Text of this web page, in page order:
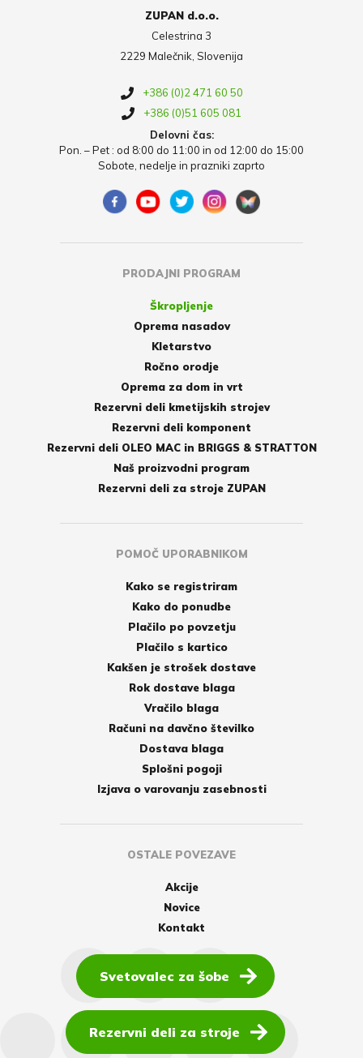
ZUPAN d.o.o.
Celestrina 3
2229 Malečnik, Slovenija
+386 (0)2 471 60 50
+386 (0)51 605 081
Delovni čas:
Pon. – Pet : od 8:00 do 11:00 in od 12:00 do 15:00
Sobote, nedelje in prazniki zaprto
PRODAJNI PROGRAM
Škropljenje
Oprema nasadov
Kletarstvo
Ročno orodje
Oprema za dom in vrt
Rezervni deli kmetijskih strojev
Rezervni deli komponent
Rezervni deli OLEO MAC in BRIGGS & STRATTON
Naš proizvodni program
Rezervni deli za stroje ZUPAN
POMOČ UPORABNIKOM
Kako se registriram
Kako do ponudbe
Plačilo po povzetju
Plačilo s kartico
Kakšen je strošek dostave
Rok dostave blaga
Vračilo blaga
Računi na davčno številko
Dostava blaga
Splošni pogoji
Izjava o varovanju zasebnosti
OSTALE POVEZAVE
Akcije
Novice
Kontakt
Svetovalec za šobe
Rezervni deli za stroje